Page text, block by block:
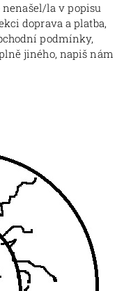
nenašel/la v popisu
doprava a platba,
podmínky,
jiného, napiš nám